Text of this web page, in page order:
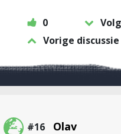
0
Vorige discussie
#16 Olav